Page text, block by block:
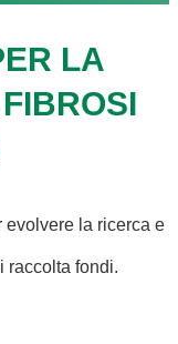
LA
la ricerca e
raccolta fondi.